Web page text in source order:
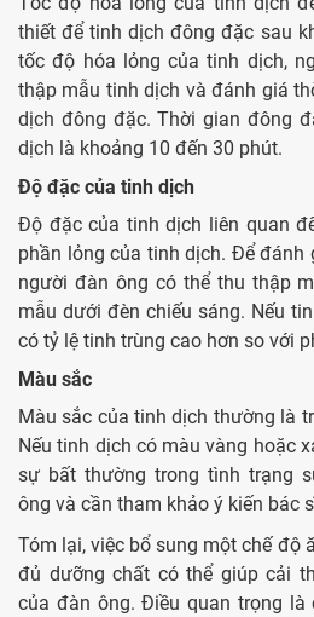
thiết để tinh dịch đông đặc sau
tốc độ hóa lỏng của tinh dịch,
thập mẫu tinh dịch và đánh giá
dịch đông đặc. Thời gian đông
dịch là khoảng 10 đến 30 phút.
Độ đặc của tinh dịch
Độ đặc của tinh dịch liên quan
phần lỏng của tinh dịch. Để đánh
người đàn ông có thể thu thập
mẫu dưới đèn chiếu sáng. Nếu
có tỷ lệ tinh trùng cao hơn so với
Màu sắc
Màu sắc của tinh dịch thường là
Nếu tinh dịch có màu vàng hoặc
sự bất thường trong tình trạng
ông và cần tham khảo ý kiến bác
Tóm lại, việc bổ sung một chế độ
đủ dưỡng chất có thể giúp cải
của đàn ông. Điều quan trọng